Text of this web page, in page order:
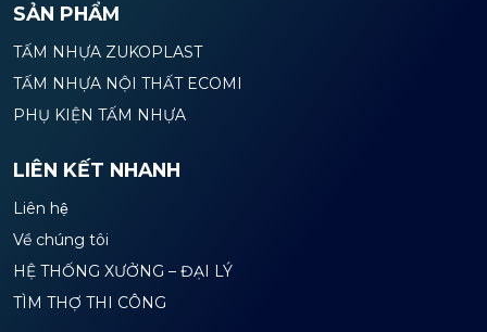
SẢN PHẨM
TẤM NHỰA ZUKOPLAST
TẤM NHỰA NỘI THẤT ECOMI
PHỤ KIỆN TẤM NHỰA
LIÊN KẾT NHANH
Liên hệ
Về chúng tôi
HỆ THỐNG XƯỞNG – ĐẠI LÝ
TÌM THỢ THI CÔNG